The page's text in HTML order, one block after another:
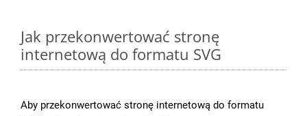
Jak przekonwertować stronę
internetową do formatu SVG
Aby przekonwertować stronę internetową do formatu